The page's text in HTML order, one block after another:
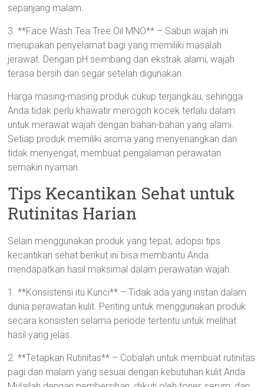
sepanjang malam.
3. **Face Wash Tea Tree Oil MNO** – Sabun wajah ini
merupakan penyelamat bagi yang memiliki masalah
jerawat. Dengan pH seimbang dan ekstrak alami, wajah
terasa bersih dan segar setelah digunakan.
Harga masing-masing produk cukup terjangkau, sehingga
Anda tidak perlu khawatir merogoh kocek terlalu dalam
untuk merawat wajah dengan bahan-bahan yang alami.
Setiap produk memiliki aroma yang menyenangkan dan
tidak menyengat, membuat pengalaman perawatan
semakin nyaman.
Tips Kecantikan Sehat untuk
Rutinitas Harian
Selain menggunakan produk yang tepat, adopsi tips
kecantikan sehat berikut ini bisa membantu Anda
mendapatkan hasil maksimal dalam perawatan wajah.
1. **Konsistensi itu Kunci** – Tidak ada yang instan dalam
dunia perawatan kulit. Penting untuk menggunakan produk
secara konsisten selama periode tertentu untuk melihat
hasil yang jelas.
2. **Tetapkan Rutinitas** – Cobalah untuk membuat rutinitas
pagi dan malam yang sesuai dengan kebutuhan kulit Anda.